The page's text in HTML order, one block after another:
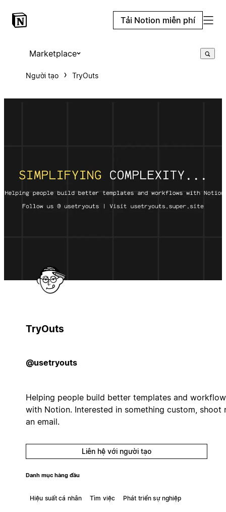
Tải Notion miễn phí
Marketplace
Người tạo TryOuts
TryOuts
@usetryouts
Helping people build better templates and
with Notion. Interested in something custom, shoot
an email.
Liên hệ với người tạo
Danh mục hàng đầu
Hiệu suất cá nhân Tìm việc Phát triển sự nghiệp